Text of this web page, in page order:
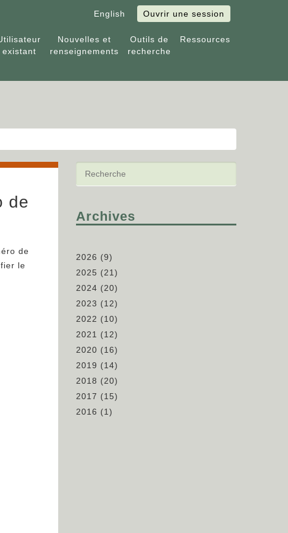
English Ouvrir une session
existant
Nouvelles et
renseignements
Outils de
recherche
Ressources
de
de
le
Archives
2026 (9)
2025 (21)
2024 (20)
2023 (12)
2022 (10)
2021 (12)
2020 (16)
2019 (14)
2018 (20)
2017 (15)
2016 (1)